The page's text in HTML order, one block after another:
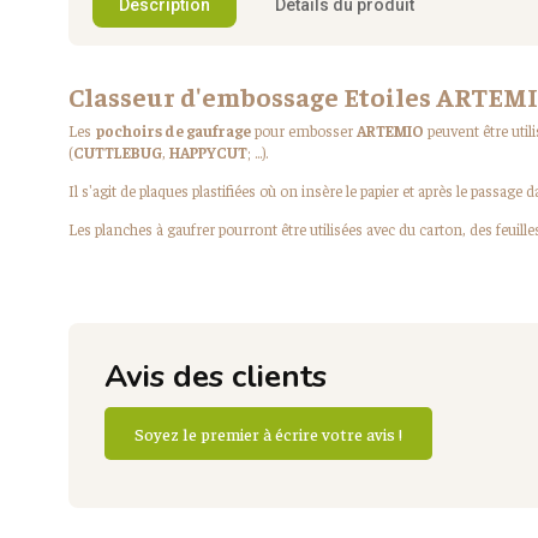
Description Détails du produit
Classeur d'embossage Etoiles
Les pochoirs de gaufragepour embosser ARTEMIO peuvent être
(CUTTLEBUG, HAPPYCUT; ...).
Il s'agit de plaques plastifiées où on insère le papier et après le passage
Les planches à gaufrer pourront être utilisées avec du carton, des
Avis des clients
Soyez le premier à écrire votre avis !